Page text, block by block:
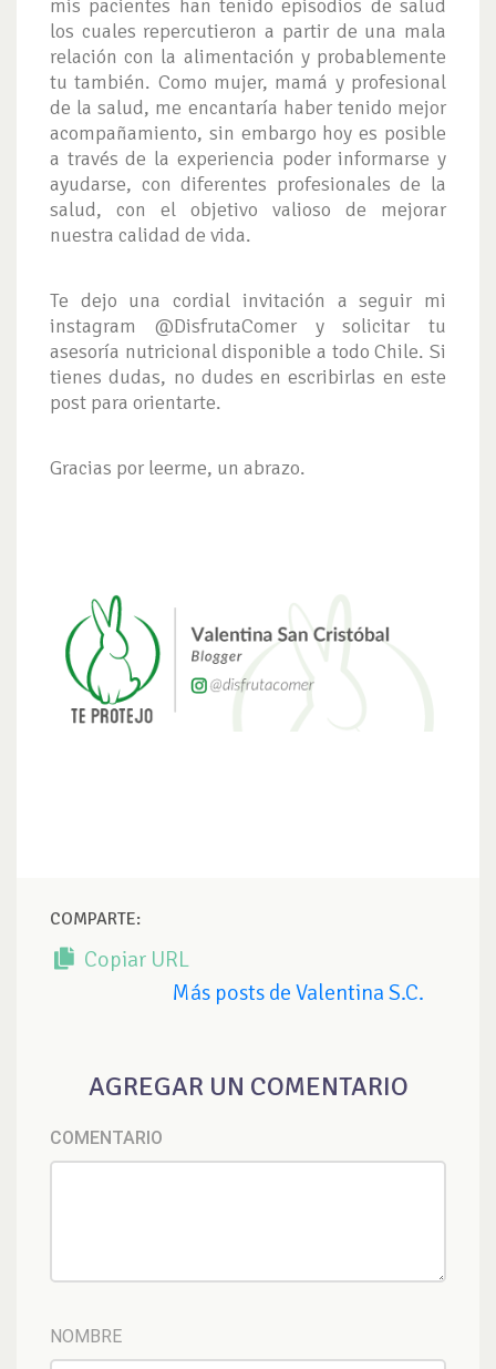
mis pacientes han tenido episodios de salud
los cuales repercutieron a partir de una mala
relación con la alimentación y probablemente
tu también. Como mujer, mamá y profesional
de la salud, me encantaría haber tenido mejor
acompañamiento, sin embargo hoy es posible
a través de la experiencia poder informarse y
ayudarse, con diferentes profesionales de la
salud, con el objetivo valioso de mejorar
nuestra calidad de vida.
Te dejo una cordial invitación a seguir mi
instagram @DisfrutaComer y solicitar tu
asesoría nutricional disponible a todo Chile. Si
tienes dudas, no dudes en escribirlas en este
post para orientarte.
Gracias por leerme, un abrazo.
COMPARTE:
Copiar URL
Más posts de Valentina S.C.
AGREGAR UN COMENTARIO
COMENTARIO
NOMBRE